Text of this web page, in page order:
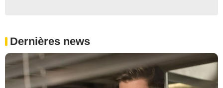
Dernières news